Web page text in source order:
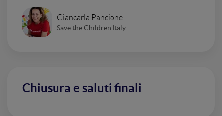
Giancarla Pancione
Save the Children Italy
Chiusura e saluti finali